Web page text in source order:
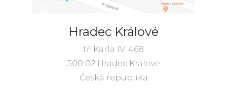
Hradec Králové
tř. Karla IV. 468
500 02 Hradec Králové
Česká republika